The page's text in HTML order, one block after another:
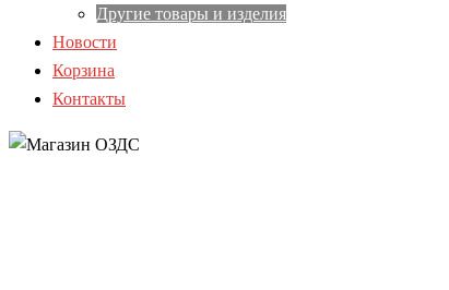
Другие товары и изделия
Новости
Корзина
Контакты